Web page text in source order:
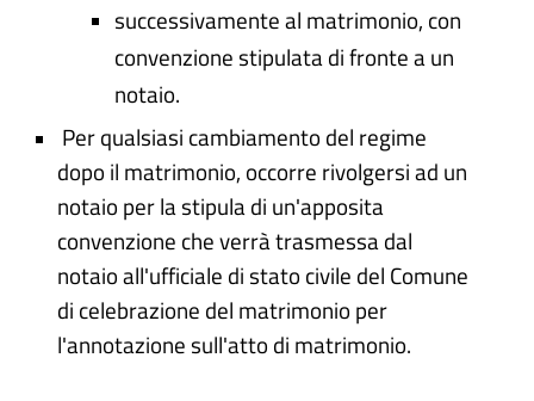
successivamente al matrimonio, con
convenzione stipulata di fronte a un
notaio.
Per qualsiasi cambiamento del regime
dopo il matrimonio, occorre rivolgersi ad un
notaio per la stipula di un'apposita
convenzione che verrà trasmessa dal
notaio all'ufficiale di stato civile del Comune
di celebrazione del matrimonio per
l'annotazione sull'atto di matrimonio.